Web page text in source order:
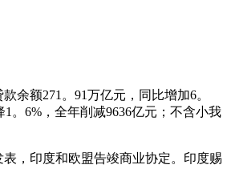
额271。91万亿元，同比增加6。
。6%，全年削减9636亿元；不含小我
，印度和欧盟告竣商业协定。印度赐